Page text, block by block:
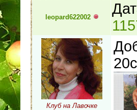
leopard622002
Клуб на Лавочке